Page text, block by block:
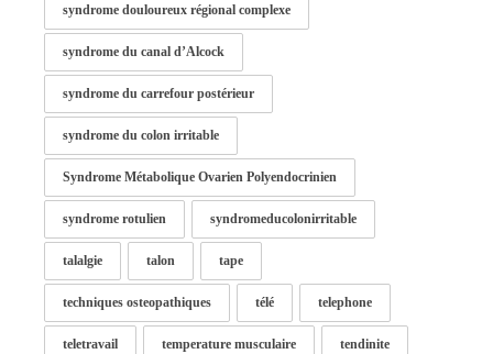
syndrome douloureux régional complexe
syndrome du canal d’Alcock
syndrome du carrefour postérieur
syndrome du colon irritable
Syndrome Métabolique Ovarien Polyendocrinien
syndrome rotulien syndromeducolonirritable
talalgie talon tape
techniques osteopathiques télé telephone
teletravail temperature musculaire tendinite